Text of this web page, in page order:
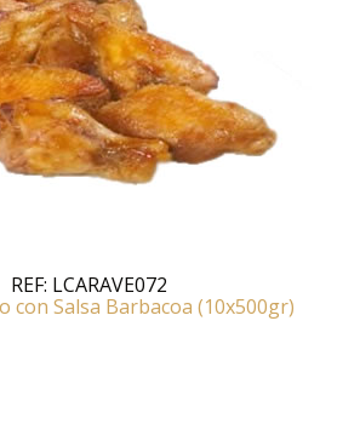
REF: LCARAVE072
con Salsa Barbacoa (10x500gr)